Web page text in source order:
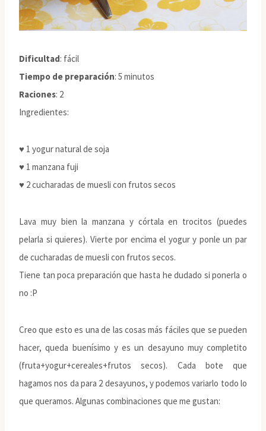
Dificultad: fácil
Tiempo de preparación: 5 minutos
Raciones: 2
Ingredientes:
♥ 1 yogur natural de soja
♥ 1 manzana fuji
♥ 2 cucharadas de muesli con frutos secos
Lava muy bien la manzana y córtala en trocitos (puedes
pelarla si quieres). Vierte por encima el yogur y ponle un par
de cucharadas de muesli con frutos secos.
Tiene tan poca preparación que hasta he dudado si ponerla o
no :P
Creo que esto es una de las cosas más fáciles que se pueden
hacer, queda buenísimo y es un desayuno muy completito
(fruta+yogur+cereales+frutos secos). Cada bote que
hagamos nos da para 2 desayunos, y podemos variarlo todo lo
que queramos. Algunas combinaciones que me gustan: